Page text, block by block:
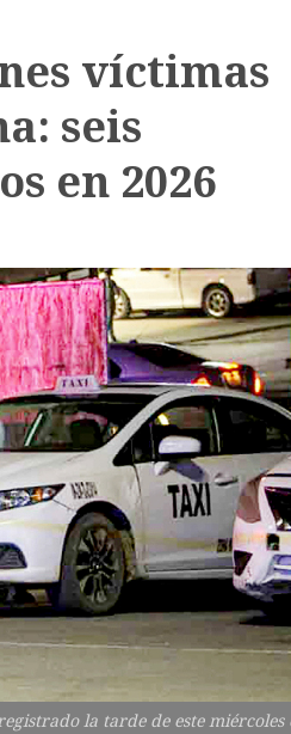
víctimas
seis
en 2026
la tarde de este miércoles